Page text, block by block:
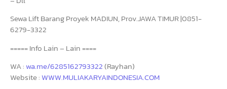
Sewa Lift Barang Proyek MADIUN, Prov.JAWA TIMUR |0851-
6279-3322
===== Info Lain – Lain ====
WA : wa.me/6285162793322(Rayhan)
Website : WWW.MULIAKARYAINDONESIA.COM